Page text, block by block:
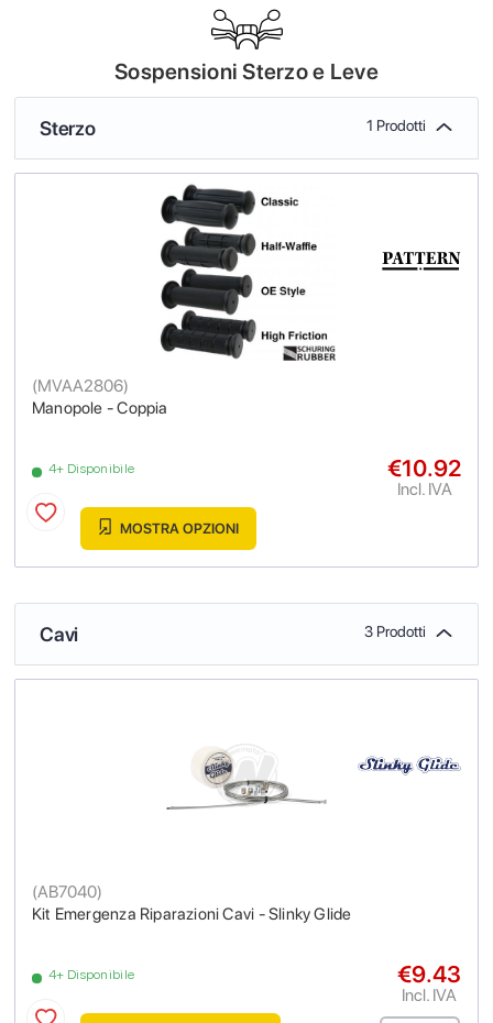
Sospensioni Sterzo e Leve
Sterzo 1 Prodotti
Manopole - Coppia
(MVAA2806)
4+ Disponibile €10.92
Incl. IVA
MOSTRA OPZIONI
Cavi 3 Prodotti
Kit Emergenza Riparazioni Cavi - Slinky Glide
(AB7040)
4+ Disponibile €9.43
Incl. IVA